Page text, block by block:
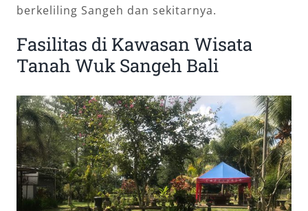
berkeliling Sangeh dan sekitarnya.
Fasilitas di Kawasan Wisata
Tanah Wuk Sangeh Bali